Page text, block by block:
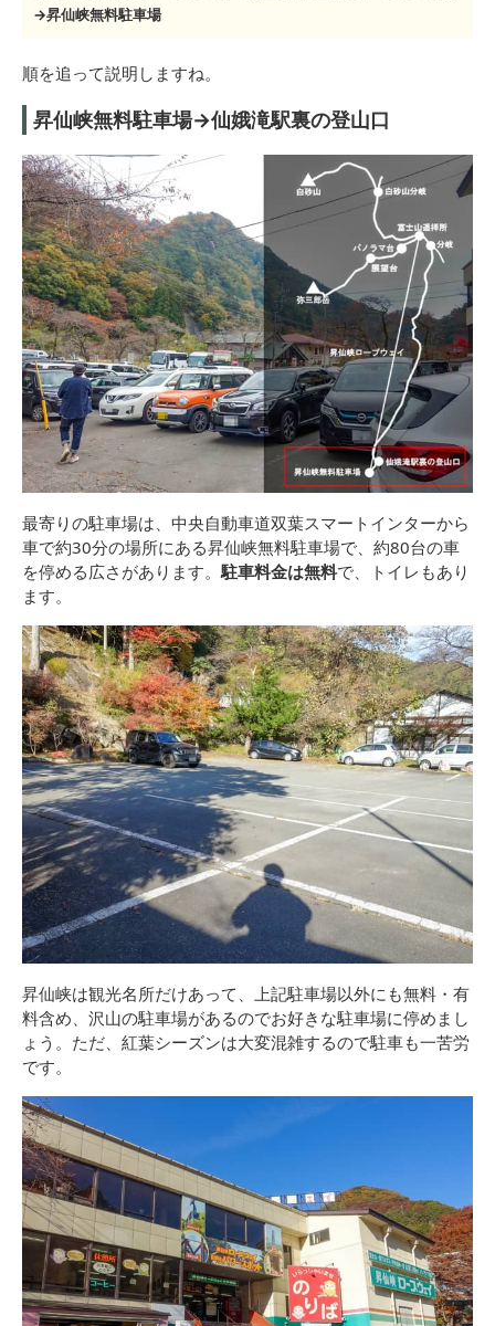
→昇仙峡無料駐車場
順を追って説明しますね。
昇仙峡無料駐車場→仙娥滝駅裏の登山口
最寄りの駐車場は、中央自動車道双葉スマートインターから
車で約30分の場所にある昇仙峡無料駐車場で、約80台の車
を停める広さがあります。 駐車料金は無料で、トイレもあり
ます。
昇仙峡は観光名所だけあって、上記駐車場以外にも無料・有
料含め、沢山の駐車場があるのでお好きな駐車場に停めまし
ょう。ただ、紅葉シーズンは大変混雑するので駐車も一苦労
です。